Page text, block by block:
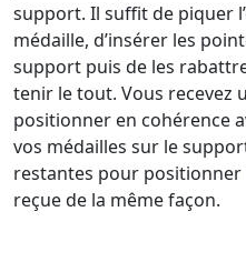
support. Il suffit de piquer
médaille, d’insérer les
support puis de les
tenir le tout. Vous recevez
positionner en cohérence
vos médailles sur le
restantes pour positionner
reçue de la même façon.